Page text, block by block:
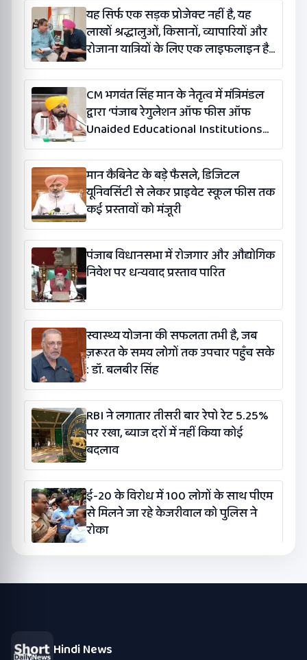
यह सिर्फ एक सड़क प्रोजेक्ट नहीं है, यह
लाखों श्रद्धालुओं, किसानों, व्यापारियों और
रोजाना यात्रियों के लिए एक लाइफलाइन है:
कंग
CM भगवंत सिंह मान के नेतृत्व में मंत्रिमंडल
द्वारा ‘पंजाब रेगुलेशन ऑफ फीस ऑफ
Unaided Educational Institutions
(संशोधन) विधेयक-2026’ पास
मान कैबिनेट के बड़े फैसले, डिजिटल
यूनिवर्सिटी से लेकर प्राइवेट स्कूल फीस तक
कई प्रस्तावों को मंजूरी
पंजाब विधानसभा में रोजगार और औद्योगिक
निवेश पर धन्यवाद प्रस्ताव पारित
स्वास्थ्य योजना की सफलता तभी है, जब
ज़रूरत के समय लोगों तक उपचार पहुँच सके
: डॉ. बलबीर सिंह
RBI ने लगातार तीसरी बार रेपो रेट 5.25%
पर रखा, ब्याज दरों में नहीं किया कोई
बदलाव
ई-20 के विरोध में 100 लोगों के साथ पीएम
से मिलने जा रहे केजरीवाल को पुलिस ने
रोका
Hindi News